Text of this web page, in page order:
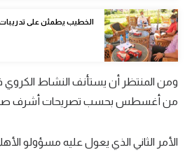
أمريكا
ركن الألعاب
أقسام خاصة
ميركاتو
الخطيب يطمئن على تدريبات
ومن المنتظر أن يستأنف النشاط
من أغسطس بحسب تصريحات أشرف صبحي
الأمر الثاني الذي يعول عليه مسؤولو